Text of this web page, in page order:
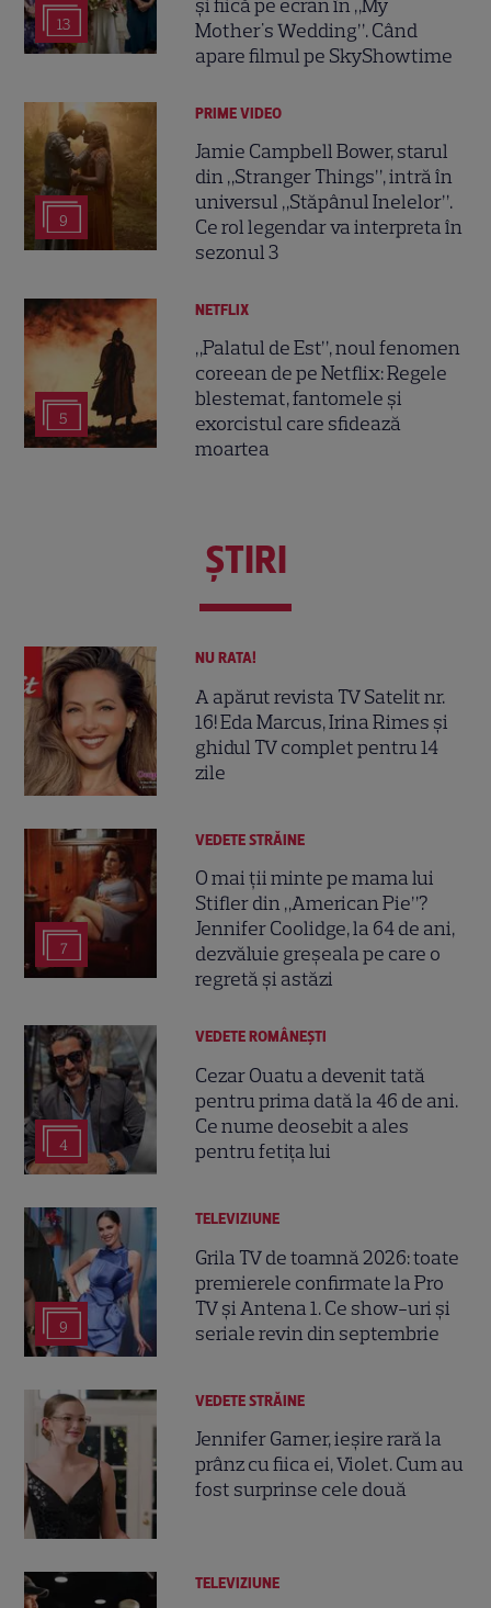
13
și fiică pe ecran în „My
Mother's Wedding”. Când
apare filmul pe SkyShowtime
9
PRIME VIDEO
Jamie Campbell Bower, starul
din „Stranger Things”, intră în
universul „Stăpânul Inelelor”.
Ce rol legendar va interpreta în
sezonul 3
5
NETFLIX
„Palatul de Est”, noul fenomen
coreean de pe Netflix: Regele
blestemat, fantomele și
exorcistul care sfidează
moartea
ŞTIRI
NU RATA!
A apărut revista TV Satelit nr.
16! Eda Marcus, Irina Rimes și
ghidul TV complet pentru 14
zile
7
VEDETE STRĂINE
O mai ții minte pe mama lui
Stifler din „American Pie”?
Jennifer Coolidge, la 64 de ani,
dezvăluie greșeala pe care o
regretă și astăzi
4
VEDETE ROMÂNEŞTI
Cezar Ouatu a devenit tată
pentru prima dată la 46 de ani.
Ce nume deosebit a ales
pentru fetița lui
9
TELEVIZIUNE
Grila TV de toamnă 2026: toate
premierele confirmate la Pro
TV și Antena 1. Ce show-uri și
seriale revin din septembrie
VEDETE STRĂINE
Jennifer Garner, ieșire rară la
prânz cu fiica ei, Violet. Cum au
fost surprinse cele două
TELEVIZIUNE